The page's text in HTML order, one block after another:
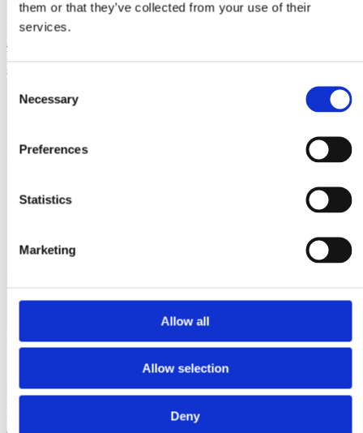
them or that they’ve collected from your use of their
services.
Selection
Necessary
Preferences
Statistics
Marketing
Allow all
Allow selection
Deny
Laioutr
Emporix
Emporix ist eine composable, API-first Commerce-Plattform für
skalierbare B2B- und B2C-Szenarien.
Laioutr